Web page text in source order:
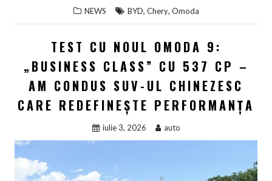
NEWS BYD, Chery, Omoda
TEST CU NOUL OMODA 9:
„BUSINESS CLASS” CU 537 CP –
AM CONDUS SUV-UL CHINEZESC
CARE REDEFINEȘTE PERFORMANȚA
iulie 3, 2026 auto